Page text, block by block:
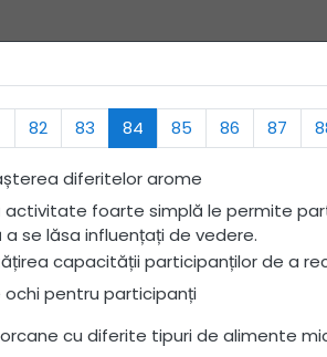
82 83 84(current)
85 86 87
diferitelor arome
foarte simplă le permite
a se lăsa influențați de vedere.
capacității participanților de a
ochi pentru participanți
cu diferite tipuri de alimente